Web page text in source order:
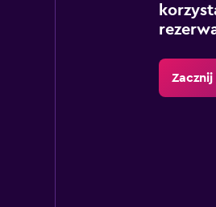
Zacznij